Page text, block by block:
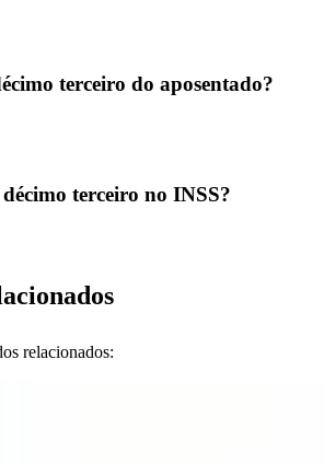
terceiro do aposentado?
terceiro no INSS?
relacionados: